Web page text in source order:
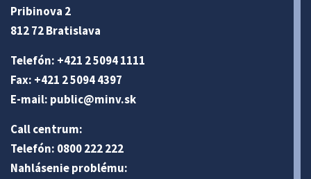
Pribinova 2
812 72 Bratislava
Telefón: +421 2 5094 1111
Fax: +421 2 5094 4397
E-mail: public@minv.sk
Call centrum:
Telefón: 0800 222 222
Nahlásenie problému: